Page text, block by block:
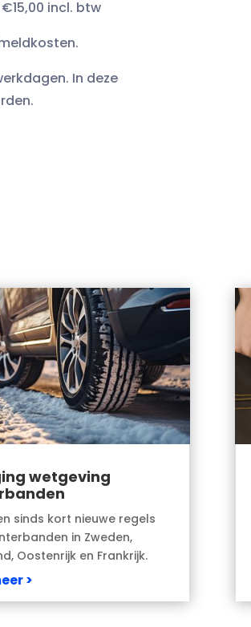
incl. btw
In deze
wetgeving
sinds kort nieuwe regels
in Zweden,
Oostenrijk en Frankrijk.